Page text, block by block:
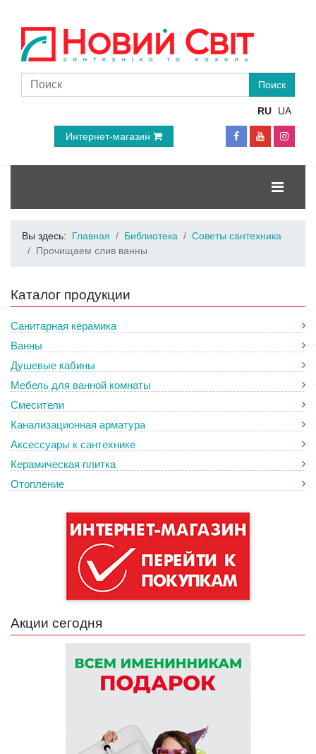
RU UA
Интернет-магазин
Вы здесь: Главная Библиотека
Советы сантехника
Прочищаем слив ванны
Каталог продукции
Санитарная керамика
Ванны
Душевые кабины
Мебель для ванной комнаты
Смесители
Канализационная арматура
Аксессуары к сантехнике
Керамическая плитка
Отопление
Акции сегодня